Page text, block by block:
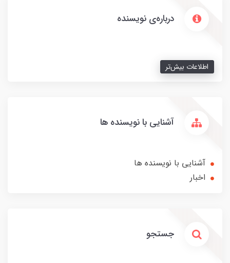
درباره‌ی نویسنده
اطلاعات بیش‌تر
آشنایی با نویسنده ها
آشنایی با نویسنده ها
اخبار
جستجو